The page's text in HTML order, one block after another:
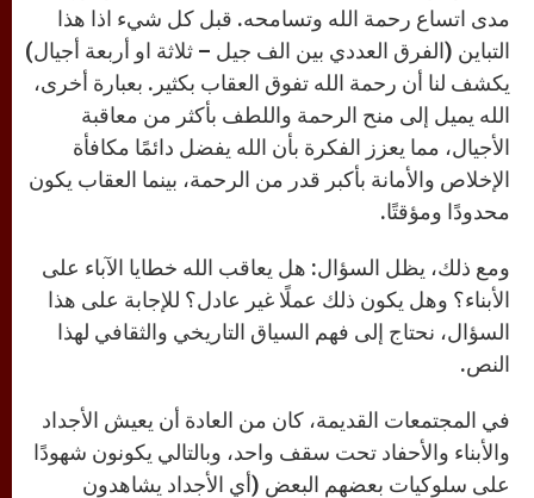
مدى اتساع رحمة الله وتسامحه. قبل كل شيء اذا هذا
التباين (الفرق العددي بين الف جيل – ثلاثة او أربعة أجيال)
يكشف لنا أن رحمة الله تفوق العقاب بكثير. بعبارة أخرى،
الله يميل إلى منح الرحمة واللطف بأكثر من معاقبة
الأجيال، مما يعزز الفكرة بأن الله يفضل دائمًا مكافأة
الإخلاص والأمانة بأكبر قدر من الرحمة، بينما العقاب يكون
محدودًا ومؤقتًا.
ومع ذلك، يظل السؤال: هل يعاقب الله خطايا الآباء على
الأبناء؟ وهل يكون ذلك عملًا غير عادل؟ للإجابة على هذا
السؤال، نحتاج إلى فهم السياق التاريخي والثقافي لهذا
النص.
في المجتمعات القديمة، كان من العادة أن يعيش الأجداد
والأبناء والأحفاد تحت سقف واحد، وبالتالي يكونون شهودًا
على سلوكيات بعضهم البعض (أي الأجداد يشاهدون